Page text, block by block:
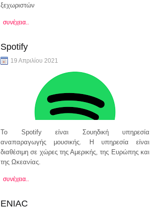
ξεχωριστών
συνέχεια..
Spotify
19 Απριλίου 2021
Το Spotify είναι Σουηδική υπηρεσία
αναπαραγωγής μουσικής. Η υπηρεσία είναι
διαθέσιμη σε χώρες της Αμερικής, της Ευρώπης και
της Ωκεανίας.
συνέχεια..
ENIAC